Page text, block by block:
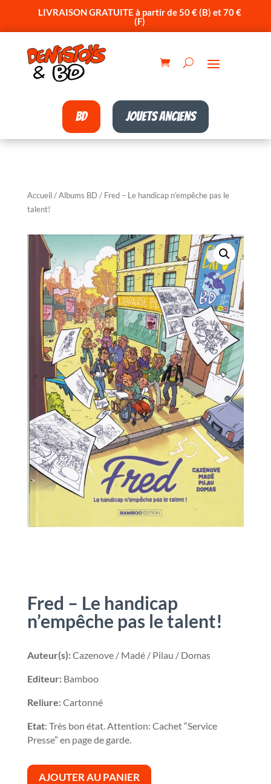
LIVRAISON GRATUITE à partir de 50 € (B) et 70 €
(F)
BD Jouets anciens
Accueil/Albums BD / Fred – Le handicap n’empêche pas le
talent!
Fred – Le handicap
n’empêche pas le talent!
Auteur(s):Cazenove / Madé / Pilau / Domas
Editeur:Bamboo
Reliure:Cartonné
Etat: Très bon état. Attention: Cachet “Service
Presse” en page de garde.
AJOUTER AU PANIER